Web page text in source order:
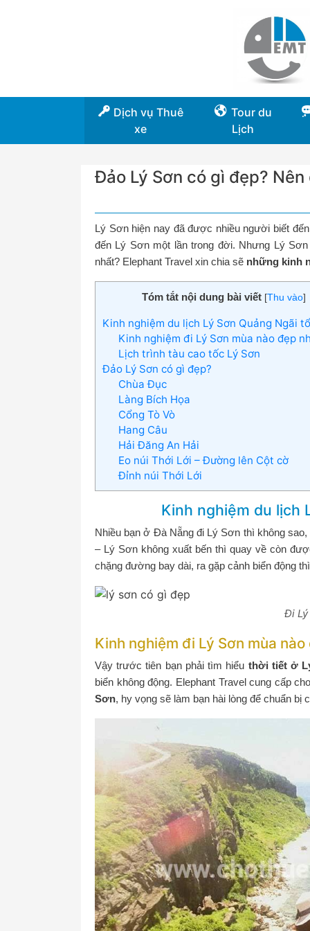
Dịch vụ Thuê
xe
Tour du
Lịch
Đảo Lý Sơn có gì đẹp? Nên
Lý Sơn hiện nay đã được nhiều người biết
đến Lý Sơn một lần trong đời. Nhưng Lý
nhất? Elephant Travel xin chia sẽ những kinh
Tóm tắt nội dung bài viết [Thu vào]
Kinh nghiệm du lịch Lý Sơn Quảng Ngãi
Kinh nghiệm đi Lý Sơn mùa nào đẹp
Lịch trình tàu cao tốc Lý Sơn
Đảo Lý Sơn có gì đẹp?
Chùa Đục
Làng Bích Họa
Cổng Tò Vò
Hang Câu
Hải Đăng An Hải
Eo núi Thới Lới – Đường lên Cột cờ
Đỉnh núi Thới Lới
Kinh nghiệm du lịch
Nhiều bạn ở Đà Nẵng đi Lý Sơn thì không
– Lý Sơn không xuất bến thì quay về còn
chặng đường bay dài, ra gặp cảnh biển động
Đi Lý
Kinh nghiệm đi Lý Sơn mùa
Vậy trước tiên bạn phải tìm hiểu thời tiết ở
biển không động. Elephant Travel cung cấp
Sơn, hy vọng sẽ làm bạn hài lòng để chuẩn bị